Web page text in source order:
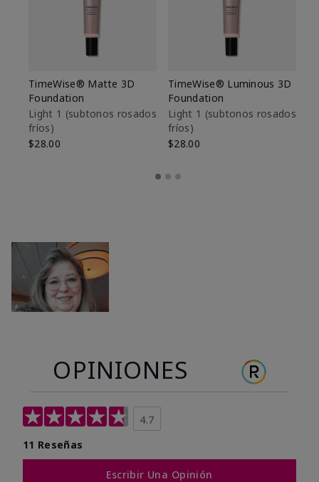
TimeWise® Matte 3D
Foundation
Light 1​ (subtonos rosados
fríos)
$28.00
TimeWise® Luminous 3D
Foundation
Light 1​ (subtonos rosados
fríos)
$28.00
OPINIONES
4.7
11 Reseñas
Escribir Una Opinión